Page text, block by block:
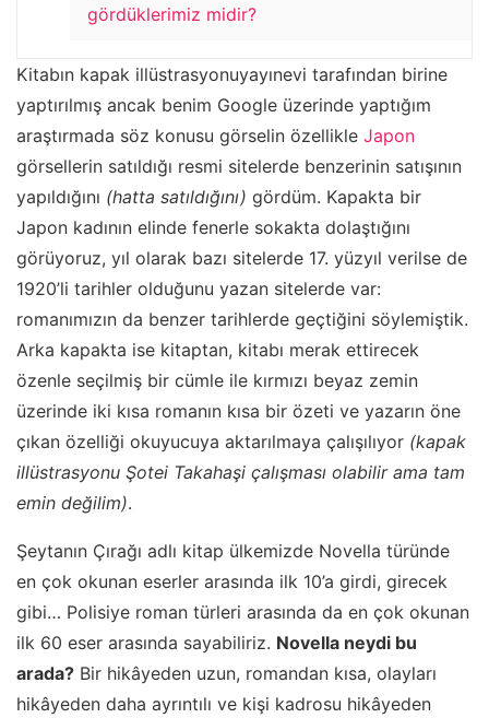
gördüklerimiz midir?
Kitabın kapak illüstrasyonuyayınevi tarafından birine
yaptırılmış ancak benim Google üzerinde yaptığım
araştırmada söz konusu görselin özellikle Japon
görsellerin satıldığı resmi sitelerde benzerinin satışının
yapıldığını (hatta satıldığını) gördüm. Kapakta bir
Japon kadının elinde fenerle sokakta dolaştığını
görüyoruz, yıl olarak bazı sitelerde 17. yüzyıl verilse de
1920’li tarihler olduğunu yazan sitelerde var:
romanımızın da benzer tarihlerde geçtiğini söylemiştik.
Arka kapakta ise kitaptan, kitabı merak ettirecek
özenle seçilmiş bir cümle ile kırmızı beyaz zemin
üzerinde iki kısa romanın kısa bir özeti ve yazarın öne
çıkan özelliği okuyucuya aktarılmaya çalışılıyor (kapak
illüstrasyonu Şotei Takahaşi çalışması olabilir ama tam
emin değilim).
Şeytanın Çırağı adlı kitap ülkemizde Novella türünde
en çok okunan eserler arasında ilk 10’a girdi, girecek
gibi… Polisiye roman türleri arasında da en çok okunan
ilk 60 eser arasında sayabiliriz. Novella neydi bu
arada? Bir hikâyeden uzun, romandan kısa, olayları
hikâyeden daha ayrıntılı ve kişi kadrosu hikâyeden